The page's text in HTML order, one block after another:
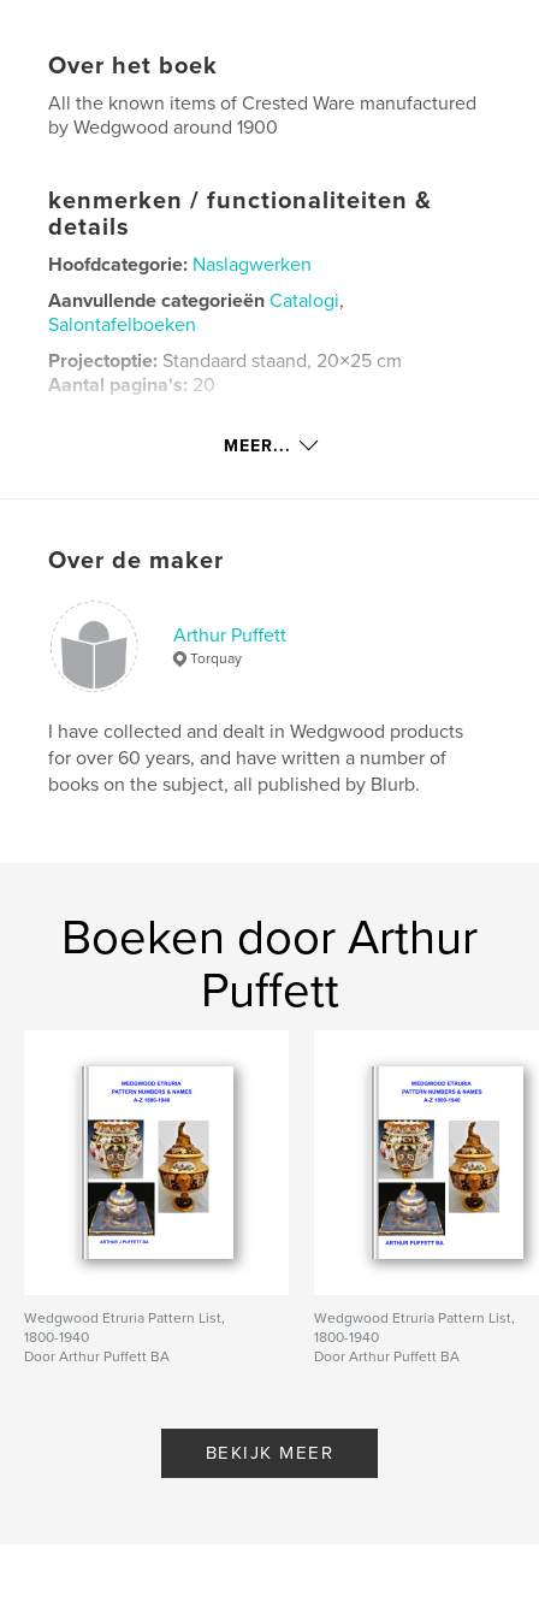
Over het boek
All the known items of Crested Ware manufactured
by Wedgwood around 1900
kenmerken / functionaliteiten &
details
Hoofdcategorie: Naslagwerken
Aanvullende categorieën Catalogi,
Salontafelboeken
Projectoptie: Standaard staand, 20×25 cm
Aantal pagina's: 20
Paperback: 9781006379475
Trefwoorden
MEER...
Over de maker
Arthur Puffett
Torquay
I have collected and dealt in Wedgwood products
for over 60 years, and have written a number of
books on the subject, all published by Blurb.
Boeken door Arthur
Puffett
Wedgwood Etruria Pattern List,
1800-1940
Door Arthur Puffett BA
Wedgwood Etruria Pattern List,
1800-1940
Door Arthur Puffett BA
BEKIJK MEER